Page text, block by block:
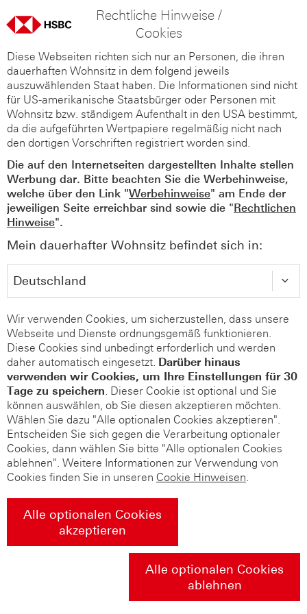
Rechtliche Hinweise /
Cookies
Diese Webseiten richten sich nur an Personen, die ihren
dauerhaften Wohnsitz in dem folgend jeweils
auszuwählenden Staat haben. Die Informationen sind nicht
für US-amerikanische Staatsbürger oder Personen mit
Wohnsitz bzw. ständigem Aufenthalt in den USA bestimmt,
da die aufgeführten Wertpapiere regelmäßig nicht nach
den dortigen Vorschriften registriert worden sind.
Die auf den Internetseiten dargestellten Inhalte stellen
Werbung dar. Bitte beachten Sie die Werbehinweise,
welche über den Link "Werbehinweise" am Ende der
jeweiligen Seite erreichbar sind sowie die "Rechtlichen
Hinweise".
Mein dauerhafter Wohnsitz befindet sich in:
Wir verwenden Cookies, um sicherzustellen, dass unsere
Webseite und Dienste ordnungsgemäß funktionieren.
Diese Cookies sind unbedingt erforderlich und werden
daher automatisch eingesetzt. Darüber hinaus
verwenden wir Cookies, um Ihre Einstellungen für 30
Tage zu speichern. Dieser Cookie ist optional und Sie
können auswählen, ob Sie diesen akzeptieren möchten.
Wählen Sie dazu "Alle optionalen Cookies akzeptieren".
Entscheiden Sie sich gegen die Verarbeitung optionaler
Cookies, dann wählen Sie bitte "Alle optionalen Cookies
ablehnen". Weitere Informationen zur Verwendung von
Cookies finden Sie in unseren Cookie Hinweisen.
Alle optionalen Cookies
akzeptieren
Alle optionalen Cookies
ablehnen